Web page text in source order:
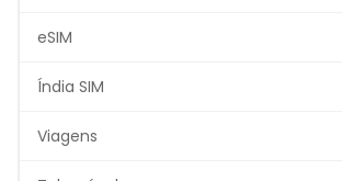
eSIM
Índia SIM
Viagens